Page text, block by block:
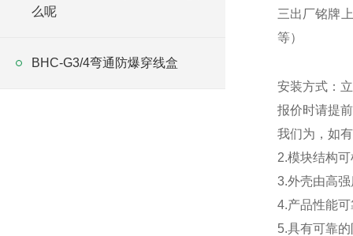
么呢
BHC-G3/4弯通防爆穿线盒
三出厂铭牌
等）
安装方式：
报价时请提
我们为，如
2.模块结构
3.外壳由高
4.产品性能
5.具有可靠